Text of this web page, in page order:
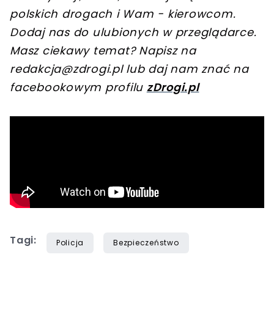
polskich drogach i Wam - kierowcom.
Dodaj nas do ulubionych w przeglądarce.
Masz ciekawy temat? Napisz na
redakcja@zdrogi.pllub daj nam znać na
facebookowym profilu zDrogi.pl
Tagi: Policja Bezpieczeństwo